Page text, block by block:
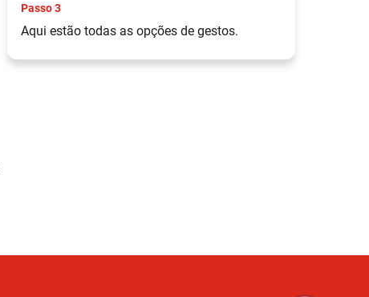
Passo 3
Aqui estão todas as opções de gestos.